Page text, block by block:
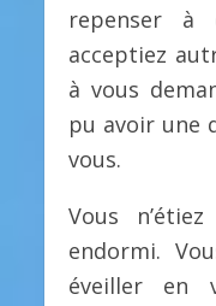
repenser à
acceptiez
à vous
pu avoir une
vous.
Vous
endormi.
éveiller en